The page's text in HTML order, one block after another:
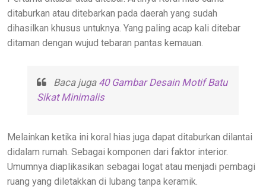
ditaburkan atau ditebarkan pada daerah yang sudah
dihasilkan khusus untuknya. Yang paling acap kali ditebar
ditaman dengan wujud tebaran pantas kemauan.
Baca juga 40 Gambar Desain Motif Batu
Sikat Minimalis
Melainkan ketika ini koral hias juga dapat ditaburkan dilantai
didalam rumah. Sebagai komponen dari faktor interior.
Umumnya diaplikasikan sebagai logat atau menjadi pembagi
ruang yang diletakkan di lubang tanpa keramik.